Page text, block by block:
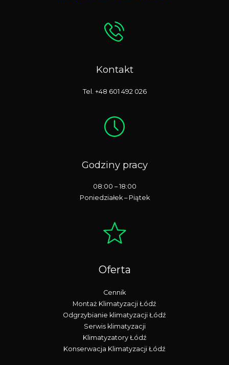
Kontakt
Tel. +48 601 492 026
Godziny pracy
08:00 – 18:00
Poniedziałek – Piątek
Oferta
Cennik
Montaż Klimatyzacji Łódź
Odgrzybianie klimatyzacji Łódź
Serwis klimatyzacji
Klimatyzatory Łódź
Konserwacja Klimatyzacji Łódź